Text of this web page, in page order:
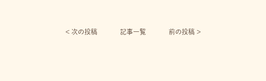
< 次の投稿︎ 記事一覧 前の投稿 >